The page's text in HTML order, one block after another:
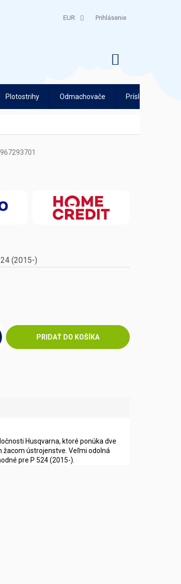
EUR Prihlásenie
Plotostrihy Odmachovače Príslušenstvo
967293701
PRIDAŤ DO KOŠÍKA
(2015-)
Husqvarna, ktoré ponúka dve
žacom ústrojenstve. Veľmi odolná
pre P 524 (2015-).